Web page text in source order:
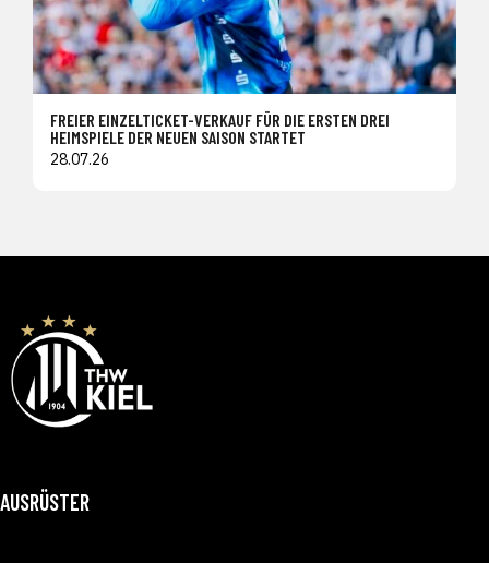
FREIER EINZELTICKET-VERKAUF FÜR DIE ERSTEN DREI
HEIMSPIELE DER NEUEN SAISON STARTET
28.07.26
AUSRÜSTER